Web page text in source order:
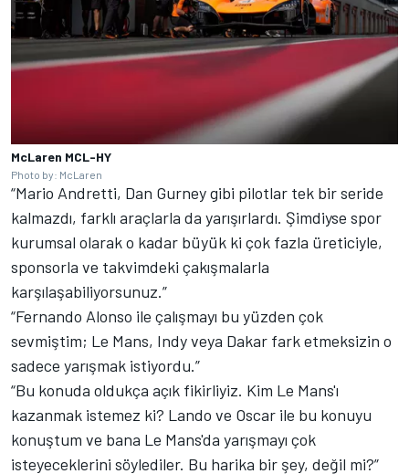
McLaren MCL-HY
Photo by: McLaren
“Mario Andretti, Dan Gurney gibi pilotlar tek bir seride
kalmazdı, farklı araçlarla da yarışırlardı. Şimdiyse spor
kurumsal olarak o kadar büyük ki çok fazla üreticiyle,
sponsorla ve takvimdeki çakışmalarla
karşılaşabiliyorsunuz.”
“Fernando Alonso ile çalışmayı bu yüzden çok
sevmiştim; Le Mans, Indy veya Dakar fark etmeksizin o
sadece yarışmak istiyordu.”
“Bu konuda oldukça açık fikirliyiz. Kim Le Mans'ı
kazanmak istemez ki? Lando ve Oscar ile bu konuyu
konuştum ve bana Le Mans'da yarışmayı çok
isteyeceklerini söylediler. Bu harika bir şey, değil mi?”